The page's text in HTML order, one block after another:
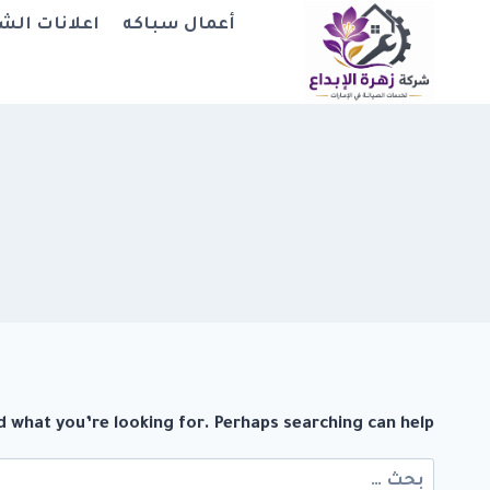
المحتوى
أعمال سباكه اعلانات
what you’re looking for. Perhaps searching can help.
البحث